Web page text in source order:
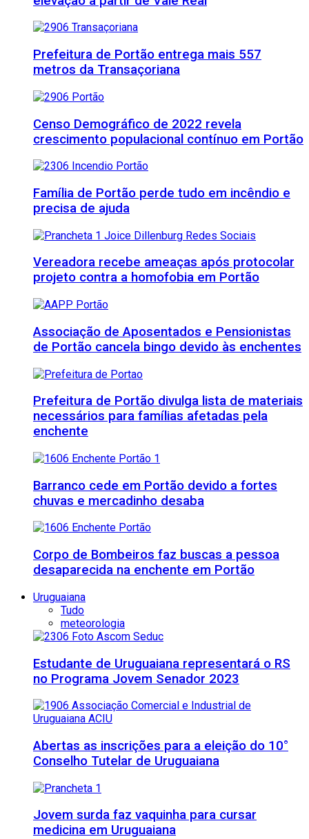
Prefeitura de Portão entrega mais 557
metros da Transaçoriana
Censo Demográfico de 2022 revela
crescimento populacional contínuo em Portão
Família de Portão perde tudo em incêndio e
precisa de ajuda
Vereadora recebe ameaças após protocolar
projeto contra a homofobia em Portão
Associação de Aposentados e Pensionistas
de Portão cancela bingo devido às enchentes
Prefeitura de Portão divulga lista de materiais
necessários para famílias afetadas pela
enchente
Barranco cede em Portão devido a fortes
chuvas e mercadinho desaba
Corpo de Bombeiros faz buscas a pessoa
desaparecida na enchente em Portão
Uruguaiana
Tudo
meteorologia
Estudante de Uruguaiana representará o RS
no Programa Jovem Senador 2023
Abertas as inscrições para a eleição do 10°
Conselho Tutelar de Uruguaiana
Jovem surda faz vaquinha para cursar
medicina em Uruguaiana